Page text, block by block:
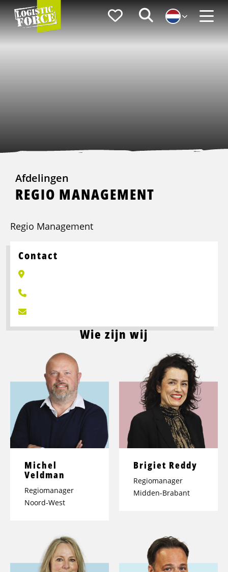
Logistic
Force
FavorietenZoeken
Menu
Afdelingen
REGIO MANAGEMENT
Regio Management
Contact
Wie zijn wij
Michel
Veldman
Regiomanager
Noord-West
Brigiet Reddy
Regiomanager
Midden-Brabant